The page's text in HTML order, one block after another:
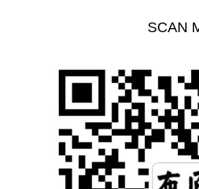
SCAN